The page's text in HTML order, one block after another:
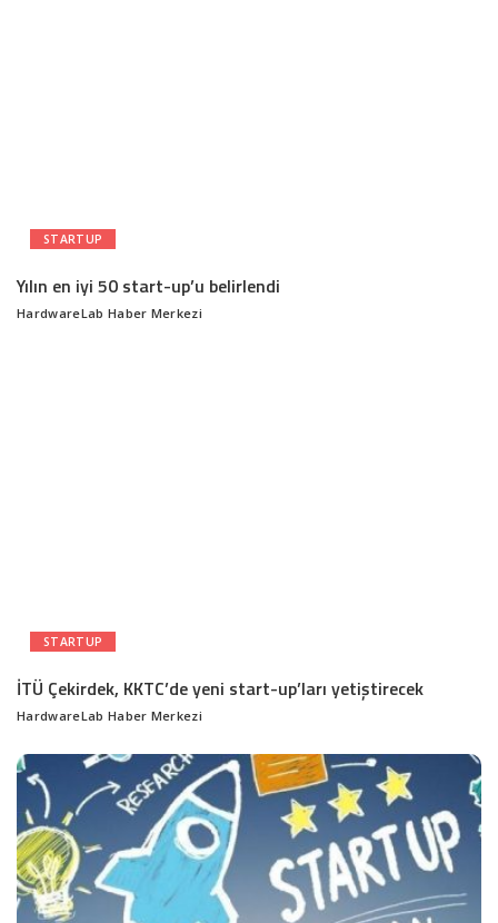
STARTUP
Yılın en iyi 50 start-up’u belirlendi
Posted
HardwareLab Haber Merkezi
STARTUP
İTÜ Çekirdek, KKTC’de yeni start-up’ları yetiştirecek
Posted
HardwareLab Haber Merkezi